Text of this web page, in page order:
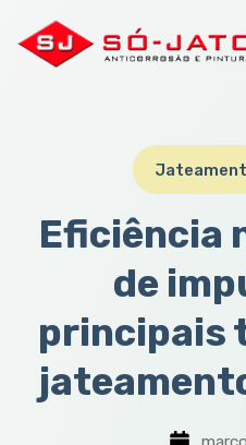
Eficiência
de
principais